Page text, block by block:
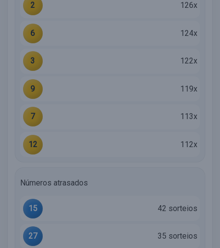
2 126x
6 124x
3 122x
9 119x
7 113x
12 112x
Números atrasados
15 42 sorteios
27 35 sorteios